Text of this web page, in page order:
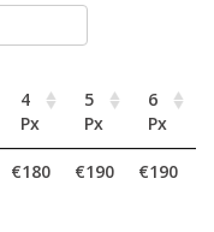
4
Px
5
Px
6
Px
€180 €190 €190